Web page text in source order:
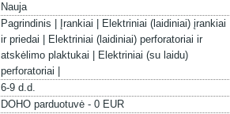
Nauja
Pagrindinis | Įrankiai |
Elektriniai (laidiniai) įrankiai
ir priedai |
Elektriniai (laidiniai) perforatoriai ir
atskėlimo plaktukai |
Elektriniai (su laidu)
perforatoriai |
6-9 d.d.
DOHO parduotuvė - 0 EUR